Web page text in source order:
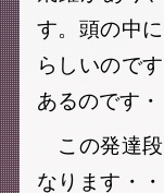
す。頭の中
らしいので
あるのです・
この発達
なります・